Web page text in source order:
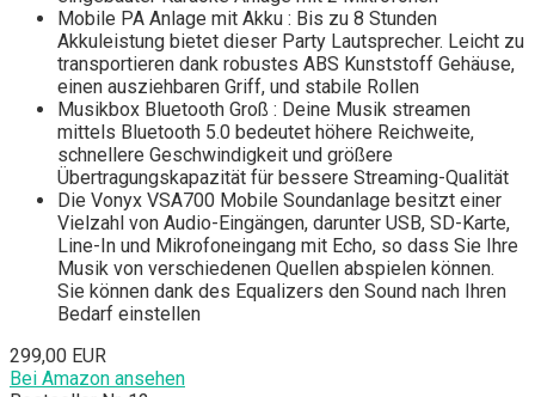
Mobile PA Anlage mit Akku : Bis zu 8 Stunden
Akkuleistung bietet dieser Party Lautsprecher. Leicht zu
transportieren dank robustes ABS Kunststoff Gehäuse,
einen ausziehbaren Griff, und stabile Rollen
Musikbox Bluetooth Groß : Deine Musik streamen
mittels Bluetooth 5.0 bedeutet höhere Reichweite,
schnellere Geschwindigkeit und größere
Übertragungskapazität für bessere Streaming-Qualität
Die Vonyx VSA700 Mobile Soundanlage besitzt einer
Vielzahl von Audio-Eingängen, darunter USB, SD-Karte,
Line-In und Mikrofoneingang mit Echo, so dass Sie Ihre
Musik von verschiedenen Quellen abspielen können.
Sie können dank des Equalizers den Sound nach Ihren
Bedarf einstellen
299,00 EUR
Bei Amazon ansehen